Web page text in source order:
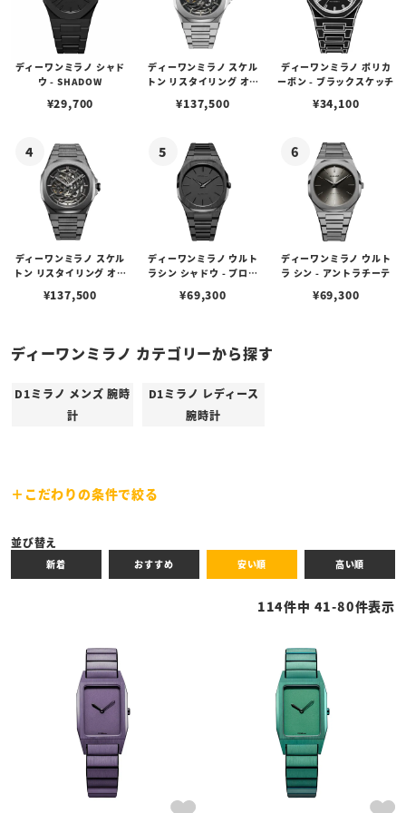
ディーワンミラノ シャド
ウ - SHADOW
¥29,700
ディーワンミラノ スケル
トン リスタイリング オー
¥137,500
ディーワンミラノ ポリカ
ーボン - ブラックスケッチ
¥34,100
ディーワンミラノ スケル
トン リスタイリング オー
¥137,500
ディーワンミラノ ウルト
ラシン シャドウ - プロジ
¥69,300
ディーワンミラノ ウルト
ラ シン - アントラチーテ
¥69,300
ディーワンミラノ カテゴリーから探す
D1ミラノ メンズ 腕時
計
D1ミラノ レディース
腕時計
こだわりの条件で絞る
全ての商品
セール商品
並び替え
新着 おすすめ 安い順 高い順
114件中 41-80件表示